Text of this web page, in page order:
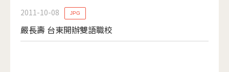
2011-10-08
嚴長壽 台東開辦雙語職校
JPG